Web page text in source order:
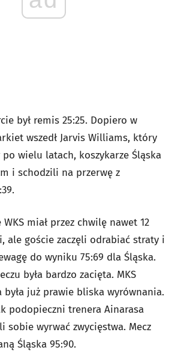
był remis 25:25. Dopiero w
wszedł Jarvis Williams, który
wielu latach, koszykarze Śląska
i schodzili na przerwę z
miał przez chwilę nawet 12
ale goście zaczęli odrabiać straty i
do wyniku 75:69 dla Śląska.
była bardzo zacięta. MKS
była już prawie bliska wyrównania.
podopieczni trenera Ainarasa
sobie wyrwać zwycięstwa. Mecz
Śląska 95:90.